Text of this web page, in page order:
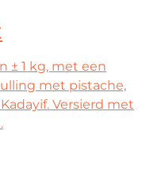
± 1 kg, met een
met pistache,
Versierd met